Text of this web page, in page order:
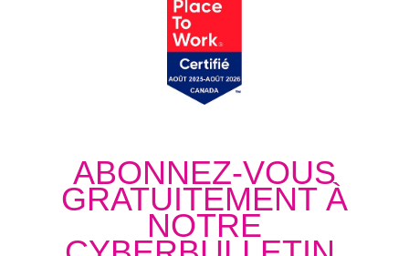
ABONNEZ-VOUS
GRATUITEMENT À
NOTRE